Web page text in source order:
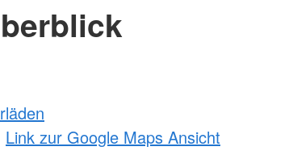
Link zur Google Maps Ansicht